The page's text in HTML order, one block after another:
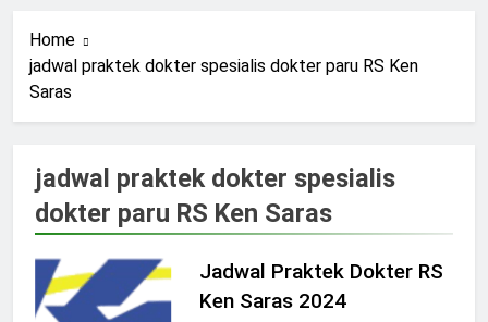
Pendaftaran Pasien BPJS
15/07/2025
Poliklinik Spesialis Terbaru
Jadwal Praktek Dokter RS
Maguan Husada Wonogiri
15/07/2025
Daftar online rs sarila
husada sragen
Home
jadwal praktek dokter spesialis dokter paru RS Ken
Saras
jadwal praktek dokter spesialis
dokter paru RS Ken Saras
Jadwal Praktek Dokter RS
Ken Saras 2024